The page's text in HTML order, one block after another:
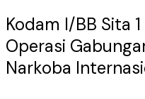
Kodam I/BB Sita
Operasi
Narkoba